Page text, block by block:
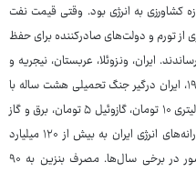
از حوزه کشاورزی به انرژی بود. وقتی قیمت نفت
از تورم و دولت‌های صادرکننده برای حفظ
ایران، ونزوئلا، عربستان، نیجریه و
مالزی در صدر فهرست قرار گرفتند. در دهه ۱۹۸۰، ایران درگیر جنگ تحمیلی هشت ساله با
عراق، یارانه را به همه چیز گسترش داد؛ بنزین لیتری ۱۰ تومان، گازوئیل ۵ تومان، برق و گاز
خانگی تقریبا مجانی. در سال ۱۳۸۷، هزینه یارانه‌های انرژی ایران به بیش از ۱۲۰ میلیارد
دلار رسید؛ یعنی بیش از کل درآمد نفتی کشور در برخی سال‌ها. مصرف بنزین به ۹۰